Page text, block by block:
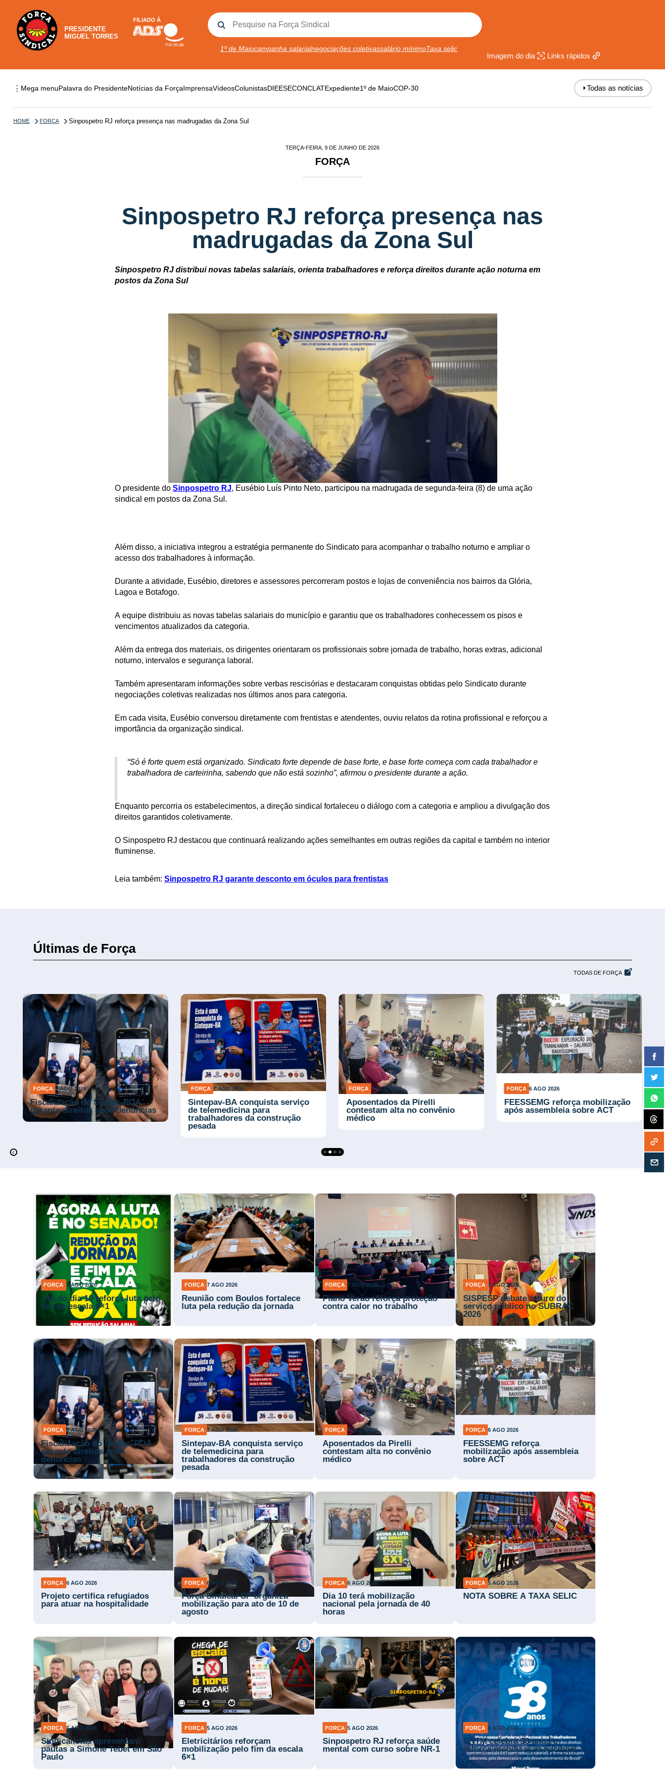
PRESIDENTE
MIGUEL TORRES
FILIADO À
1º de Maiocampanha salarialnegociações coletivassalário mínimoTaxa selic
Imagem do dia Links rápidos
⋮ Mega menuPalavra do PresidenteNotícias da ForçaImprensaVídeosColunistasDIEESECONCLATExpediente1º de MaioCOP-30 ⏵Todas as notícias
HOME FORÇA Sinpospetro RJ reforça presença nas madrugadas da Zona Sul
TERÇA-FEIRA, 9 DE JUNHO DE 2026
FORÇA
Sinpospetro RJ reforça presença nas
madrugadas da Zona Sul
Sinpospetro RJ distribui novas tabelas salariais, orienta trabalhadores e reforça direitos durante ação noturna em
postos da Zona Sul
O presidente do Sinpospetro RJ, Eusébio Luís Pinto Neto, participou na madrugada de segunda-feira (8) de uma ação
sindical em postos da Zona Sul.
Além disso, a iniciativa integrou a estratégia permanente do Sindicato para acompanhar o trabalho noturno e ampliar o
acesso dos trabalhadores à informação.
Durante a atividade, Eusébio, diretores e assessores percorreram postos e lojas de conveniência nos bairros da Glória,
Lagoa e Botafogo.
A equipe distribuiu as novas tabelas salariais do município e garantiu que os trabalhadores conhecessem os pisos e
vencimentos atualizados da categoria.
Além da entrega dos materiais, os dirigentes orientaram os profissionais sobre jornada de trabalho, horas extras, adicional
noturno, intervalos e segurança laboral.
Também apresentaram informações sobre verbas rescisórias e destacaram conquistas obtidas pelo Sindicato durante
negociações coletivas realizadas nos últimos anos para categoria.
Em cada visita, Eusébio conversou diretamente com frentistas e atendentes, ouviu relatos da rotina profissional e reforçou a
importância da organização sindical.
“Só é forte quem está organizado. Sindicato forte depende de base forte, e base forte começa com cada trabalhador e
trabalhadora de carteirinha, sabendo que não está sozinho”, afirmou o presidente durante a ação.
Enquanto percorria os estabelecimentos, a direção sindical fortaleceu o diálogo com a categoria e ampliou a divulgação dos
direitos garantidos coletivamente.
O Sinpospetro RJ destacou que continuará realizando ações semelhantes em outras regiões da capital e também no interior
fluminense.
Leia também: Sinpospetro RJ garante desconto em óculos para frentistas
Últimas de Força
TODAS DE FORÇA
FORÇA 7 AGO 2026
Fiscalização do Sindec-POA
garante direitos após denúncias
FORÇA 7 AGO 2026
Sintepav-BA conquista serviço
de telemedicina para
trabalhadores da construção
pesada
FORÇA 7 AGO 2026
Aposentados da Pirelli
contestam alta no convênio
médico
FORÇA 6 AGO 2026
FEESSEMG reforça mobilização
após assembleia sobre ACT
FORÇA 7 AGO 2026
Ato do dia 10 reforça luta pelo
fim da escala 6×1
FORÇA 7 AGO 2026
Reunião com Boulos fortalece
luta pela redução da jornada
FORÇA 7 AGO 2026
Plano Verão reforça proteção
contra calor no trabalho
FORÇA 7 AGO 2026
SISPESP debate futuro do
serviço público no SUBRAC
2026
FORÇA 7 AGO 2026
Fiscalização do Sindec-POA
garante direitos após
denúncias
FORÇA 7 AGO 2026
Sintepav-BA conquista serviço
de telemedicina para
trabalhadores da construção
pesada
FORÇA 7 AGO 2026
Aposentados da Pirelli
contestam alta no convênio
médico
FORÇA 6 AGO 2026
FEESSEMG reforça
mobilização após assembleia
sobre ACT
FORÇA 6 AGO 2026
Projeto certifica refugiados
para atuar na hospitalidade
FORÇA 6 AGO 2026
Força Sindical SP organiza
mobilização para ato de 10 de
agosto
FORÇA 6 AGO 2026
Dia 10 terá mobilização
nacional pela jornada de 40
horas
FORÇA 5 AGO 2026
NOTA SOBRE A TAXA SELIC
FORÇA 5 AGO 2026
Sindicalistas apresentam
pautas a Simone Tebet em São
Paulo
FORÇA 5 AGO 2026
Eletricitários reforçam
mobilização pelo fim da escala
6×1
FORÇA 5 AGO 2026
Sinpospetro RJ reforça saúde
mental com curso sobre NR-1
FORÇA 5 AGO 2026
CNTM celebra 38 anos e
reforça mobilização nacional